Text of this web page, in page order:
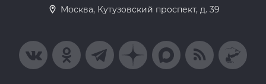
Москва, Кутузовский проспект, д. 39